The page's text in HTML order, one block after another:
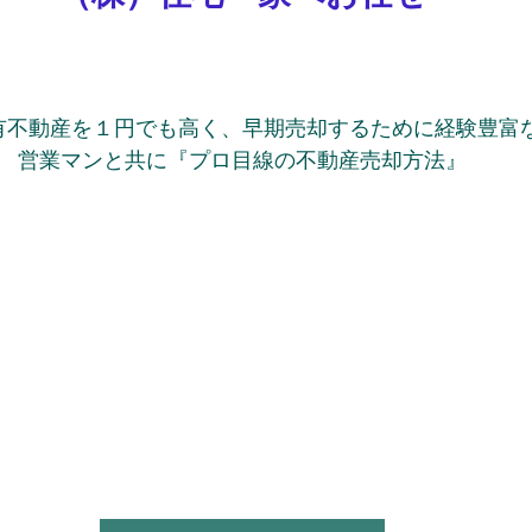
不動産を１円でも高く、早期売却するために経験豊富
営業マンと共に『プロ目線の不動産売却方法』